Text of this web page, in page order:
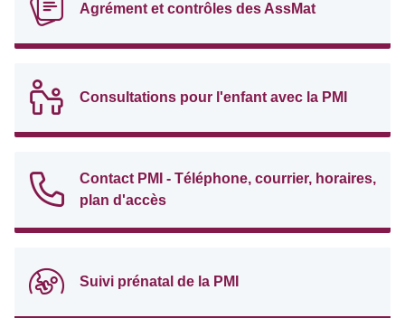
Agrément et contrôles des AssMat
Consultations pour l'enfant avec la PMI
Contact PMI - Téléphone, courrier, horaires,
plan d'accès
Suivi prénatal de la PMI